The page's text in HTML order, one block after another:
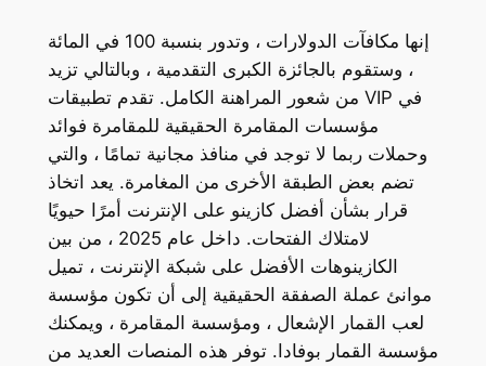
إنها مكافآت الدولارات ، وتدور بنسبة 100 في المائة
، وستقوم بالجائزة الكبرى التقدمية ، وبالتالي تزيد
من شعور المراهنة الكامل. تقدم تطبيقات VIP في
مؤسسات المقامرة الحقيقية للمقامرة فوائد
وحملات ربما لا توجد في منافذ مجانية تمامًا ، والتي
تضم بعض الطبقة الأخرى من المغامرة. يعد اتخاذ
قرار بشأن أفضل كازينو على الإنترنت أمرًا حيويًا
لامتلاك الفتحات. داخل عام 2025 ، من بين
الكازينوهات الأفضل على شبكة الإنترنت ، تميل
موانئ عملة الصفقة الحقيقية إلى أن تكون مؤسسة
لعب القمار الإشعال ، ومؤسسة المقامرة ، ويمكنك
مؤسسة القمار بوفادا. توفر هذه المنصات العديد من